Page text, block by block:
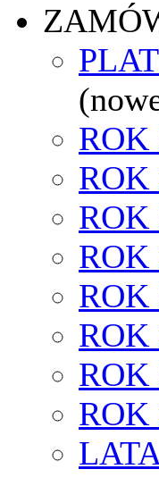
ROK
ROK
ROK
ROK
ROK
ROK
ROK
ROK